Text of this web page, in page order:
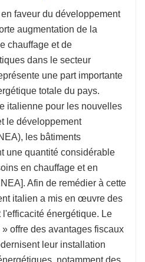
faveur du développement
augmentation de la
chauffage et de
dans le secteur
une part importante
totale du pays.
italienne pour les nouvelles
le développement
les bâtiments
une quantité considérable
en chauffage et en
Afin de remédier à cette
italien a mis en œuvre des
énergétique. Le
offre des avantages fiscaux
leur installation